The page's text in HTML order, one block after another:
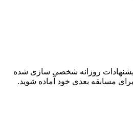
پیشنهادات روزانه شخصی سازی شده
مسابقه بعدی خود آماده شوید.